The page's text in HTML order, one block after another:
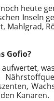
heute
Inseln
Mahlgrad,
Gofio?
aufwertet,
Kanaren.